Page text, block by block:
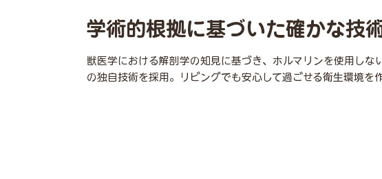
学術的根拠に基づいた確かな技
獣医学における解剖学の知見に基づき、ホルマリンを使用しな
の独自技術を採用。リビングでも安心して過ごせる衛生環境を作